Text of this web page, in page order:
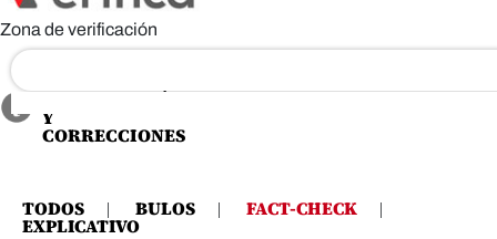
Zona de verificación
METODOLOGÍA
Y
CORRECCIONES
TODOS | BULOS | FACT-CHECK |
EXPLICATIVO